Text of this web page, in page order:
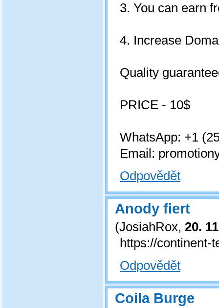
3. You can earn
4. Increase
Quality
PRICE - 10$
WhatsApp: +1
Email:
Odpovědět
Anody fiert
(JosiahRox, 20.
https://continent-
Odpovědět
Coila Burge